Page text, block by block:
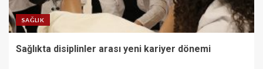
SAĞLIK
Sağlıkta disiplinler arası yeni kariyer dönemi